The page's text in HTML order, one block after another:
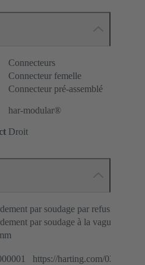
Connecteurs
Connecteur femelle
Connecteur pré-assemblé
har-modular®
Droit
par soudage par refusion
par soudage à la vague
https://harting.com/